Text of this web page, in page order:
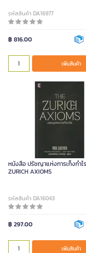
รหัสสินค้า DA16977
฿ 816.00
เพิ่มสินค้า
หนังสือ ปรัชญาแห่งการเก็งกำไ
ZURICH AXIOMS
รหัสสินค้า DA16043
฿ 297.00
เพิ่มสินค้า